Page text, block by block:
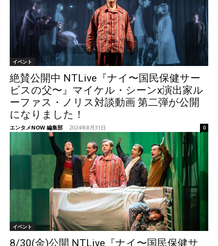
イベント
絶賛公開中 NTLive『ナイ〜国民保健サー
ビスの父〜』マイケル・シーンx演出家ル
ーファス・ノリス対談動画 第二弾が公開
になりました！
エンタメNOW 編集部 - 2024年8月31日 0
イベント
8/30(金)公開 NTLive『ナイ〜国民保健サ